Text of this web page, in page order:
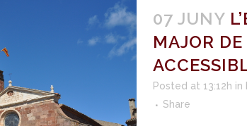
07 JUNY
MAJOR
Posted at 13:12h in
Share